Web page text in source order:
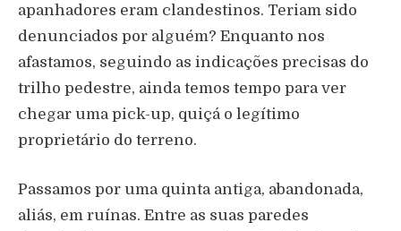
apanhadores eram clandestinos. Teriam sido
denunciados por alguém? Enquanto nos
afastamos, seguindo as indicações precisas do
trilho pedestre, ainda temos tempo para ver
chegar uma pick-up, quiçá o legítimo
proprietário do terreno.
Passamos por uma quinta antiga, abandonada,
aliás, em ruínas. Entre as suas paredes